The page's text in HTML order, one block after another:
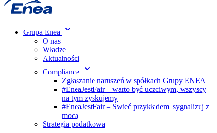
Grupa Enea
O nas
Władze
Aktualności
Compliance
Zgłaszanie naruszeń w spółkach Grupy ENEA
#EneaJestFair – warto być uczciwym, wszyscy
na tym zyskujemy
#EneaJestFair – Świeć przykładem, sygnalizuj z
mocą
Strategia podatkowa